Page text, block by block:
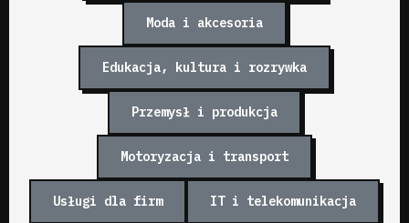
Moda i akcesoria
Edukacja, kultura i rozrywka
Przemysł i produkcja
Motoryzacja i transport
Usługi dla firm IT i telekomunikacja